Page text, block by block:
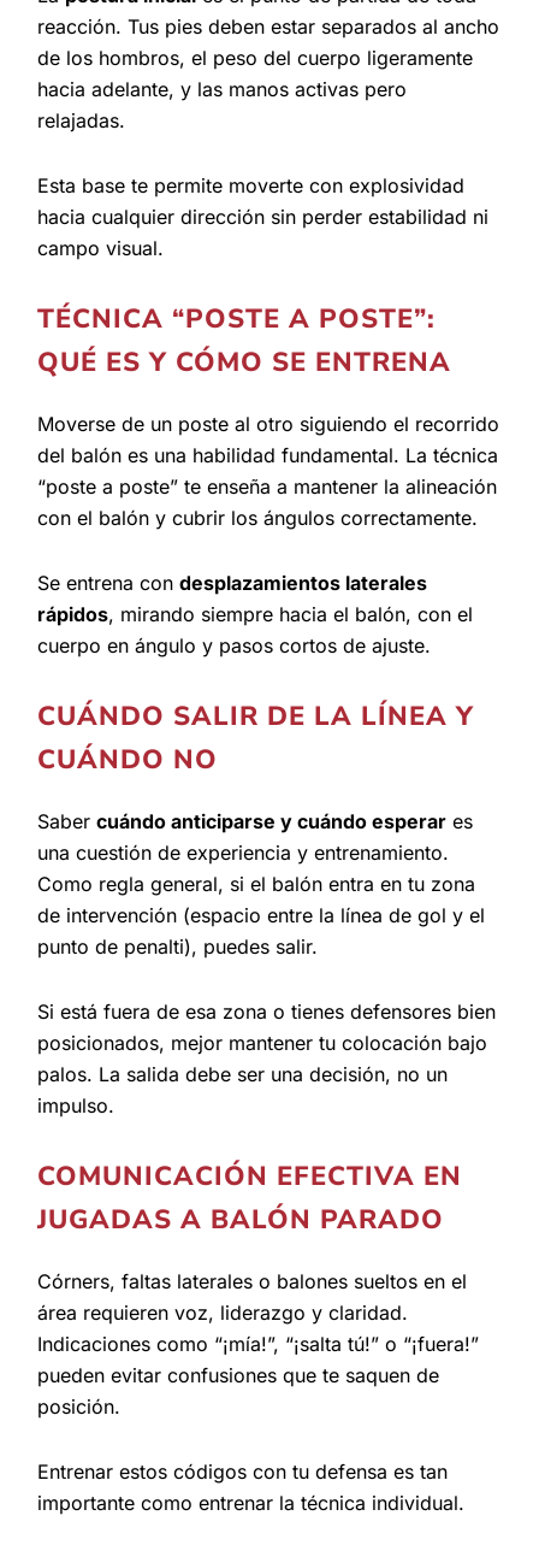
reacción. Tus pies deben estar separados al ancho
de los hombros, el peso del cuerpo ligeramente
hacia adelante, y las manos activas pero
relajadas.
Esta base te permite moverte con explosividad
hacia cualquier dirección sin perder estabilidad ni
campo visual.
TÉCNICA “POSTE A POSTE”:
QUÉ ES Y CÓMO SE ENTRENA
Moverse de un poste al otro siguiendo el recorrido
del balón es una habilidad fundamental. La técnica
“poste a poste” te enseña a mantener la alineación
con el balón y cubrir los ángulos correctamente.
Se entrena condesplazamientos laterales
rápidos, mirando siempre hacia el balón, con el
cuerpo en ángulo y pasos cortos de ajuste.
CUÁNDO SALIR DE LA LÍNEA Y
CUÁNDO NO
Sabercuándo anticiparse y cuándo esperar es
una cuestión de experiencia y entrenamiento.
Como regla general, si el balón entra en tu zona
de intervención (espacio entre la línea de gol y el
punto de penalti), puedes salir.
Si está fuera de esa zona o tienes defensores bien
posicionados, mejor mantener tu colocación bajo
palos. La salida debe ser una decisión, no un
impulso.
COMUNICACIÓN EFECTIVA EN
JUGADAS A BALÓN PARADO
Córners, faltas laterales o balones sueltos en el
área requieren voz, liderazgo y claridad.
Indicaciones como “¡mía!”, “¡salta tú!” o “¡fuera!”
pueden evitar confusiones que te saquen de
posición.
Entrenar estos códigos con tu defensa es tan
importante como entrenar la técnica individual.